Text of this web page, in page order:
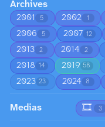
Archives
2001 5 2002 1
2006 5 2007 12
2013 2 2014 2
2018 14 2019 58
2023 23 2024 8
Medias 🎞️ 3